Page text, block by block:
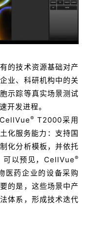
的技术资源基础对产
业、科研机构中的关
示踪等真实场景测试
开发进程。
® T2000采用
化服务能力：支持国
化分析模板，并依托
可以预见，CellVue®
医药企业的设备采购
的是，这些场景中产
体系，形成技术迭代